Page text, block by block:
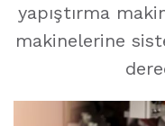
yapıştırma
makinelerine